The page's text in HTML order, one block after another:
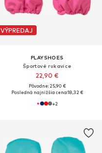
VÝPREDAJ
PLAYSHOES
Športové rukavice
22,90 €
Pôvodne: 25,90 €
Posledná najnižšia cena:18,32 €
+2